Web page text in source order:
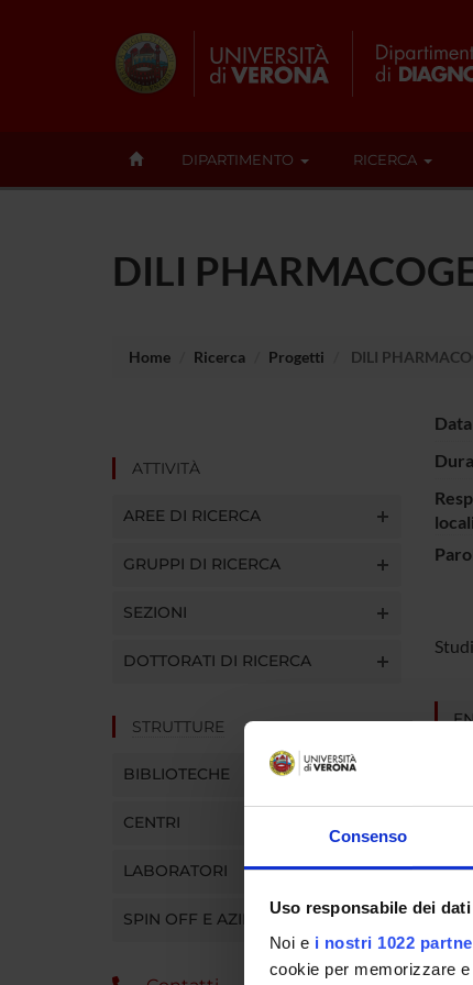
Consenso
Uso responsabile dei dati
Noi e i nostri 1022
cookie per memorizzare
DIPARTIMENTO RICERCA
DILI
Home Ricerca Progetti DILI
ATTIVITÀ
AREE DI RICERCA
GRUPPI DI RICERCA
SEZIONI
DOTTORATI DI RICERCA
STRUTTURE
BIBLIOTECHE
CENTRI
LABORATORI
SPIN OFF E AZIENDE